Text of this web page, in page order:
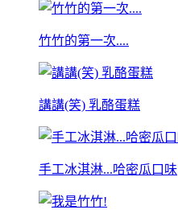
竹竹的第一次....
講講(笑) 乳酪蛋糕
手工冰淇淋...哈密瓜口味